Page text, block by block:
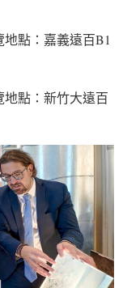
地點：嘉義遠百B1
地點：新竹大遠百